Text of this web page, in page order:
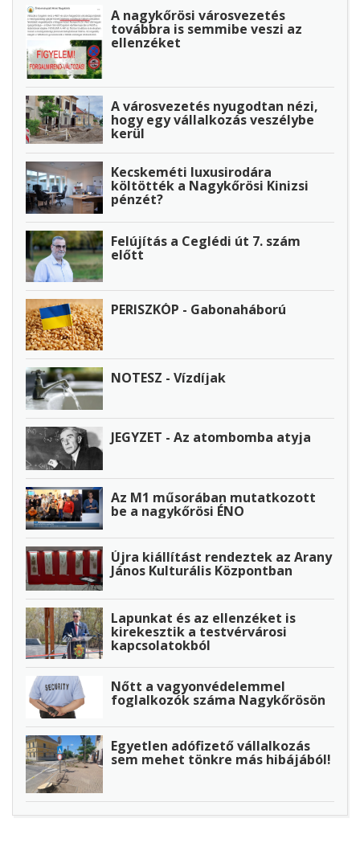
A nagykőrösi városvezetés
továbbra is semmibe veszi az
ellenzéket
A városvezetés nyugodtan nézi,
hogy egy vállalkozás veszélybe
kerül
Kecskeméti luxusirodára
költötték a Nagykőrösi Kinizsi
pénzét?
Felújítás a Ceglédi út 7. szám
előtt
PERISZKÓP - Gabonaháború
NOTESZ - Vízdíjak
JEGYZET - Az atombomba atyja
Az M1 műsorában mutatkozott
be a nagykőrösi ÉNO
Újra kiállítást rendeztek az Arany
János Kulturális Központban
Lapunkat és az ellenzéket is
kirekesztik a testvérvárosi
kapcsolatokból
Nőtt a vagyonvédelemmel
foglalkozók száma Nagykőrösön
Egyetlen adófizető vállalkozás
sem mehet tönkre más hibájából!